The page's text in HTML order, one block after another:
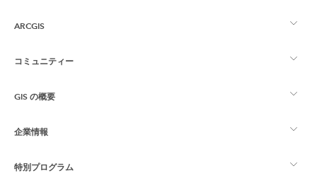
ARCGIS
ArcGIS の概要
マッピング
コミュニティー
Esri Community
ArcGIS ブログ
GIS の概要
GIS とは
ロケーション インテリジェンス
企業情報
Esri について
特別プログラム